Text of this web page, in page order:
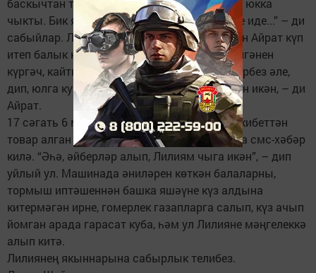
баскычтан төшеп килгәнен күрдек, аннан ул юкка
чыкты. Бик яратабыз әнине, бер генә күрәсе иде...” – ди
сабыйлар. Лилияне алырга барыр алдыннан Айрат күп
итеп балык кыздыра. Сәгать биш тулып килгәнен
күргәч, кайткач, бергәләп кыздырып бетерербез әле,
дип, юлга кузгала. Ул көнне соңарасы калган икән, – ди
Айрат.
17 сәгать 6 минут... Айратның телефонына кибеттән
товар алган өчен карта белән түләү турында смс-хәбәр
килә. “Әһә, әйберләр алып, Лилиям чыга икән”, – дип
уйлый ул. Машинада әниләрен көткән балаларны,
тормыш иптәшеннән башка яшәүне күз алдына
китермәгән ирне, гомерлек газапларга салып, күз ачып
йомган арада гарасат куба, һәм ул Лилияне мәңгелеккә
алып китә.
Лилиянең якыннарына сабырлык телибез.